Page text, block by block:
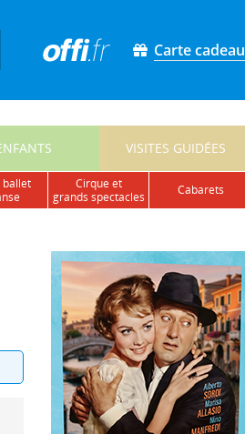
Carte cadeau
VISITES GUIDÉES
ballet
cirque et
grands spectacles
cabarets